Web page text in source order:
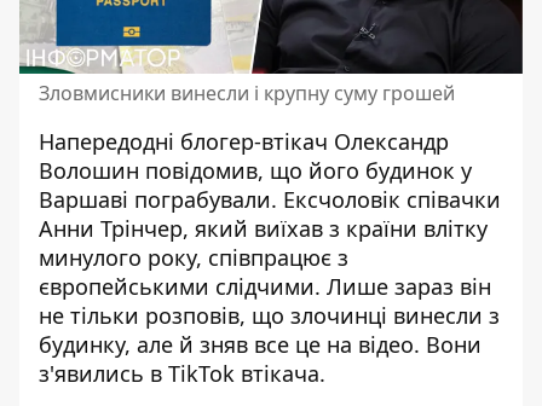
Зловмисники винесли і крупну суму грошей
Напередодні блогер-втікач Олександр
Волошин повідомив, що його будинок у
Варшаві пограбували. Ексчоловік співачки
Анни Трінчер, який виїхав з країни влітку
минулого року, співпрацює з
європейськими слідчими. Лише зараз він
не тільки розповів, що злочинці винесли з
будинку, але й зняв все це на відео. Вони
з'явились в TikTok втікача.